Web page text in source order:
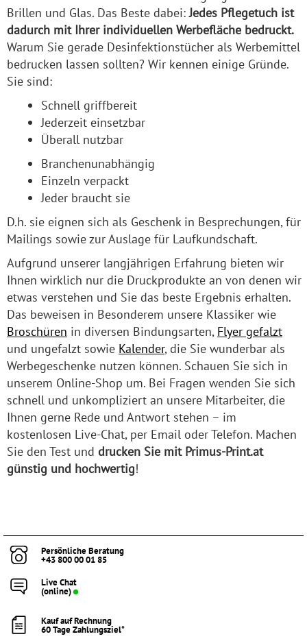
Brillen und Glas. Das Beste dabei:Jedes Pflegetuch ist
dadurch mit Ihrer individuellen Werbefläche bedruckt.
Warum Sie gerade Desinfektionstücher als Werbemittel
bedrucken lassen sollten? Wir kennen einige Gründe.
Sie sind:
Schnell griffbereit
Jederzeit einsetzbar
Überall nutzbar
Branchenunabhängig
Einzeln verpackt
Jeder braucht sie
D.h. sie eignen sich als Geschenk in Besprechungen, für
Mailings sowie zur Auslage für Laufkundschaft.
Aufgrund unserer langjährigen Erfahrung bieten wir
Ihnen wirklich nur die Druckprodukte an von denen wir
etwas verstehen und Sie das beste Ergebnis erhalten.
Das beweisen in Besonderem unsere Klassiker wie
Broschüren in diversen Bindungsarten, Flyer gefalzt
und ungefalzt sowie Kalender, die Sie wunderbar als
Werbegeschenke nutzen können. Schauen Sie sich in
unserem Online-Shop um. Bei Fragen wenden Sie sich
schnell und unkompliziert an unsere Mitarbeiter, die
Ihnen gerne Rede und Antwort stehen – im
kostenlosen Live-Chat, per Email oder Telefon. Machen
Sie den Test und drucken Sie mit Primus-Print.at
günstig und hochwertig!
Persönliche Beratung
+43 800 00 01 85
Live Chat
(online)
Kauf auf Rechnung
60 Tage Zahlungsziel*